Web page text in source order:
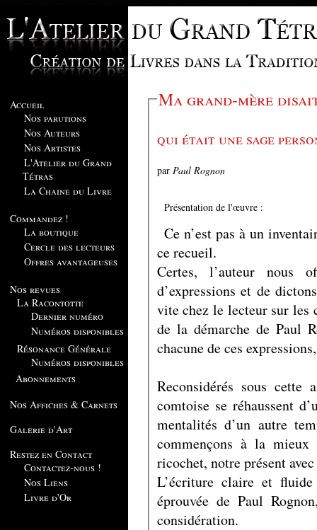
Accueil
Nos parutions
Nos Auteurs
Nos Artistes
L'Atelier du Grand
Tétras
La Chaine du Livre
Commandez !
La boutique
Cercle des lecteurs
Offres avantageuses
Nos revues
La Racontotte
Dernier numéro
Numéros disponibles
Résonance Générale
Numéros disponibles
Abonnements
Nos Affiches & Carnets
Galerie d'Art
Restez en Contact
Contactez-nous !
Nos Liens
Livre d'Or
Ma grand-mère
qui était une sage
par Paul Rognon
Présentation de l'œuvre :
Ce n’est pas à un
ce recueil.
Certes, l’auteur nous
d’expressions et de
vite chez le lecteur sur les
de la démarche de Paul
chacune de ces
Reconsidérés sous
comtoise se réhaussent
mentalités d’un autre
commençons à la mieux
ricochet, notre présent
L’écriture claire et
éprouvée de Paul
considération.